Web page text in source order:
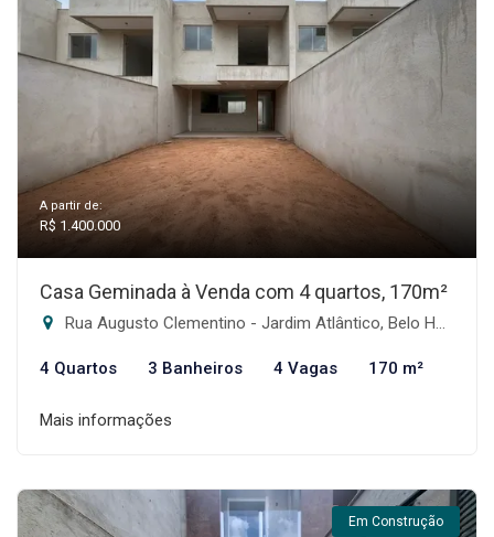
A partir de:
R$ 1.400.000
Casa Geminada à Venda com 4 quartos, 170m²
Rua Augusto Clementino - Jardim Atlântico, Belo Horizonte-MG
4 Quartos 3 Banheiros 4 Vagas 170 m²
Mais informações
Em Construção